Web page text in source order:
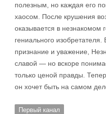
полезным, но каждая его
хаосом. После крушения
оказывается в незнакомом
гениального
признание и уважение,
славой — но вскоре
только ценой правды.
он хочет быть на самом
Первый канал